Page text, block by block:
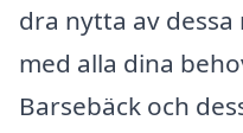
dra nytta av
med alla dina
Barsebäck och